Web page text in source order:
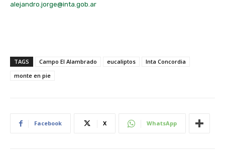
alejandro.jorge@inta.gob.ar
TAGS Campo El Alambrado eucaliptos
Inta Concordia
monte en pie
Facebook X WhatsApp